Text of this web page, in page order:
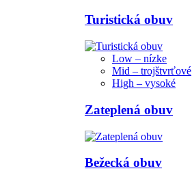
Turistická obuv
Low – nízke
Mid – trojštvrťové
High – vysoké
Zateplená obuv
Bežecká obuv